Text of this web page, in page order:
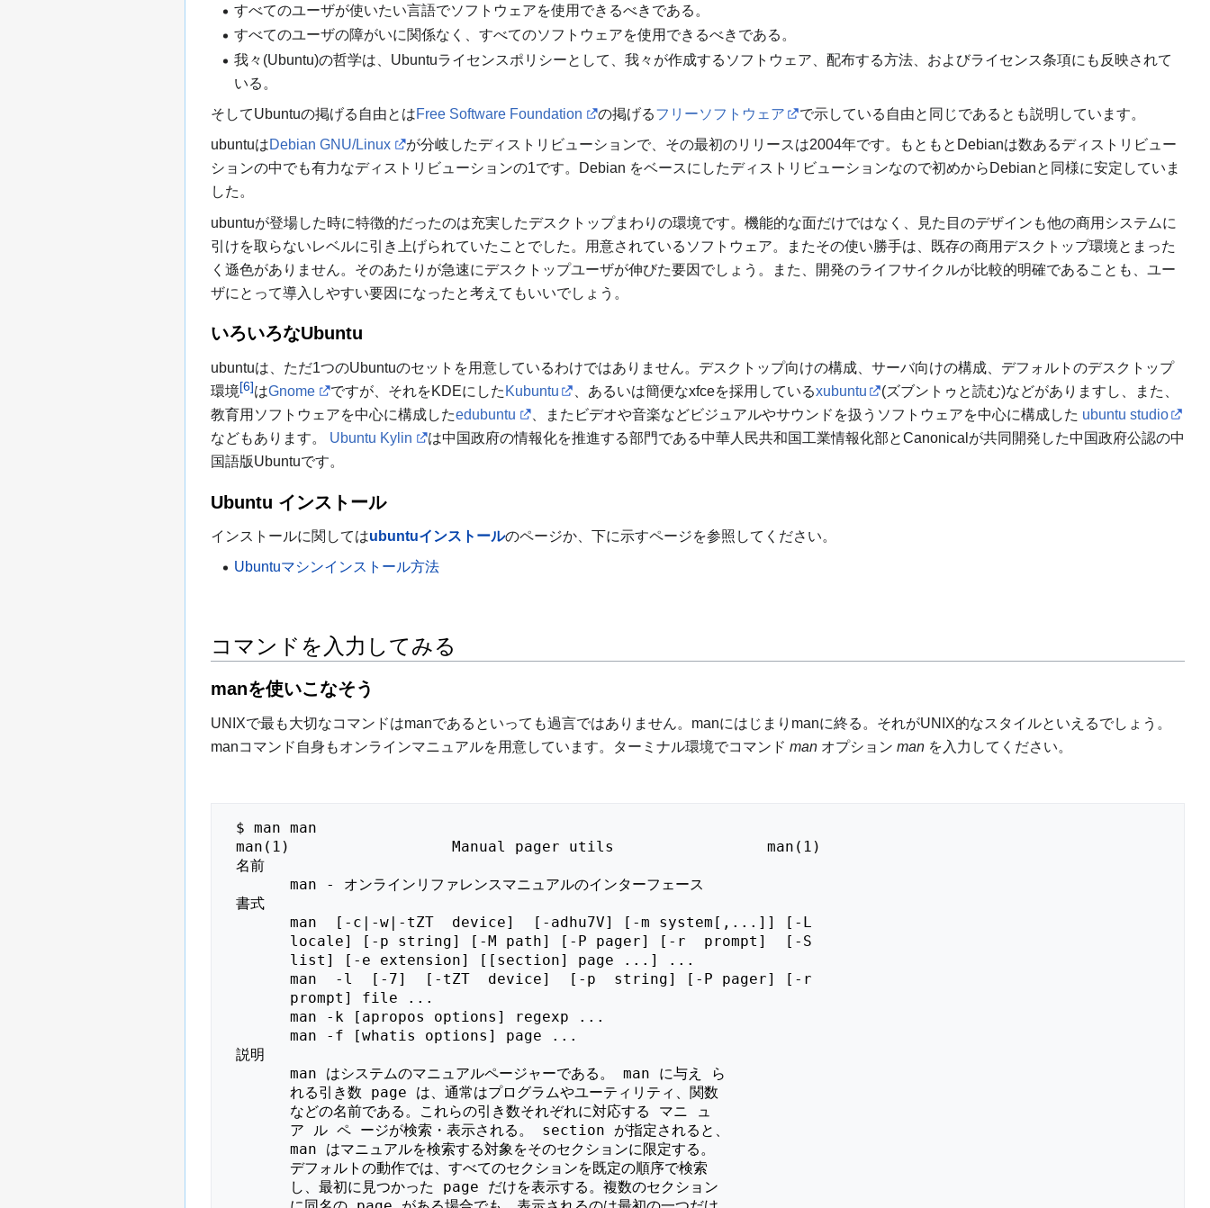
すべてのユーザが使いたい言語でソフトウェアを使用できるべきである。
すべてのユーザの障がいに関係なく、すべてのソフトウェアを使用できるべきである。
我々(Ubuntu)の哲学は、Ubuntuライセンスポリシーとして、我々が作成するソフトウェア、配布する方法、およびライセンス条項にも反映されて
いる。
そしてUbuntuの掲げる自由とはFree Software Foundation の掲げるフリーソフトウェア
で示している自由と同じであるとも説明しています。
ubuntuはDebian GNU/Linux
が分岐したディストリビューションで、その最初のリリースは2004年です。もともとDebianは数あるディストリビュー
ションの中でも有力なディストリビューションの1です。Debian をベースにしたディストリビューションなので初めからDebianと同様に安定していま
した。
ubuntuが登場した時に特徴的だったのは充実したデスクトップまわりの環境です。機能的な面だけではなく、見た目のデザインも他の商用システムに
引けを取らないレベルに引き上げられていたことでした。用意されているソフトウェア。またその使い勝手は、既存の商用デスクトップ環境とまった
く遜色がありません。そのあたりが急速にデスクトップユーザが伸びた要因でしょう。また、開発のライフサイクルが比較的明確であることも、ユー
ザにとって導入しやすい要因になったと考えてもいいでしょう。
いろいろなUbuntu
ubuntuは、ただ1つのUbuntuのセットを用意しているわけではありません。デスクトップ向けの構成、サーバ向けの構成、デフォルトのデスクトップ
環境[6]はGnome ですが、それをKDEにしたKubuntu 、あるいは簡便なxfceを採用しているxubuntu
(ズブントゥと読む)などがありますし、また、
教育用ソフトウェアを中心に構成したedubuntu 、またビデオや音楽などビジュアルやサウンドを扱うソフトウェアを中心に構成した ubuntu studio
などもあります。 Ubuntu Kylin
は中国政府の情報化を推進する部門である中華人民共和国工業情報化部とCanonicalが共同開発した中国政府公認の中
国語版Ubuntuです。
Ubuntu インストール
インストールに関してはubuntuインストールのページか、下に示すページを参照してください。
Ubuntuマシンインストール方法
コマンドを入力してみる
manを使いこなそう
UNIXで最も大切なコマンドはmanであるといっても過言ではありません。manにはじまりmanに終る。それがUNIX的なスタイルといえるでしょう。
manコマンド自身もオンラインマニュアルを用意しています。ターミナル環境でコマンドman オプションman を入力してください。